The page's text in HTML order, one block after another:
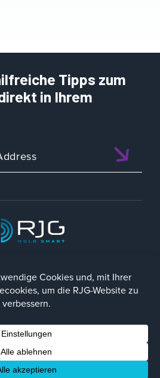
Tipps zum
in Ihrem
Richtlinie
Facebook
LinkedIn